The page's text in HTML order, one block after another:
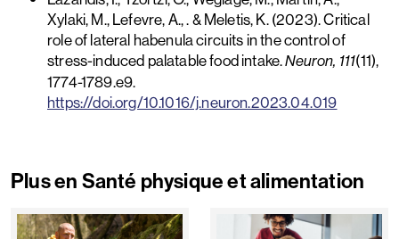
Xylaki, M., Lefevre, A., . & Meletis, K. (2023). Critical
role of lateral habenula circuits in the control of
stress-induced palatable food intake.Neuron, 111(11),
1774-1789.e9.
https://doi.org/10.1016/j.neuron.2023.04.019
Plus en Santé physique et alimentation